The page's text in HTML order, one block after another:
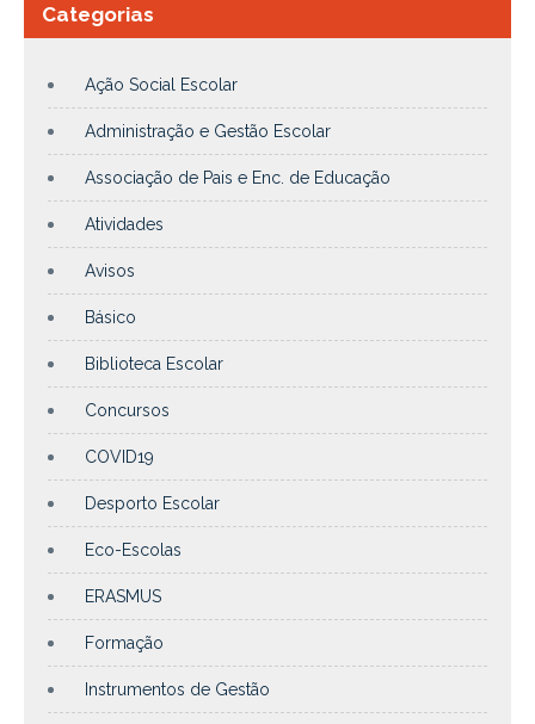
Categorias
Ação Social Escolar
Administração e Gestão Escolar
Associação de Pais e Enc. de Educação
Atividades
Avisos
Básico
Biblioteca Escolar
Concursos
COVID19
Desporto Escolar
Eco-Escolas
ERASMUS
Formação
Instrumentos de Gestão